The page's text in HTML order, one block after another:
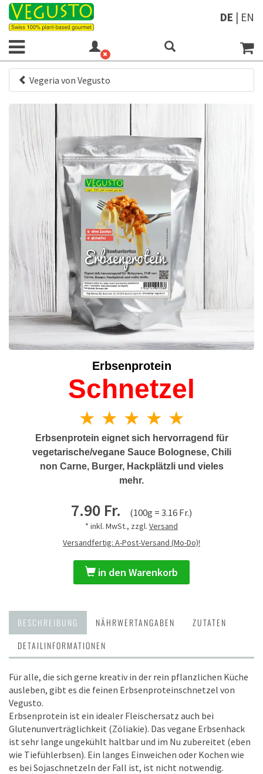
DE | EN
Vegeria von Vegusto
Erbsenprotein
Schnetzel
★ ★ ★ ★ ★
Erbsenprotein eignet sich hervorragend für
vegetarische/vegane Sauce Bolognese, Chili
non Carne, Burger, Hackplätzli und vieles
mehr.
7.90 Fr. (100g = 3.16 Fr.)
* inkl. MwSt., zzgl. Versand
Versandfertig: A-Post-Versand (Mo-Do)!
in den Warenkorb
BESCHREIBUNG NÄHRWERTANGABEN
ZUTATEN
DETAILINFORMATIONEN
Für alle, die sich gerne kreativ in der rein pflanzlichen Küche
ausleben, gibt es die feinen Erbsenproteinschnetzel von
Vegusto.
Erbsenprotein ist ein idealer Fleischersatz auch bei
Glutenunverträglichkeit (Zöliakie). Das vegane Erbsenhack
ist sehr lange ungekühlt haltbar und im Nu zubereitet (eben
wie Tiefühlerbsen). Ein langes Einweichen oder Kochen wie
es bei Sojaschnetzeln der Fall ist, ist nicht notwendig.